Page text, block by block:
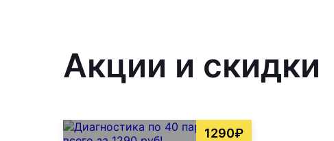
Акции и скидки
1290₽